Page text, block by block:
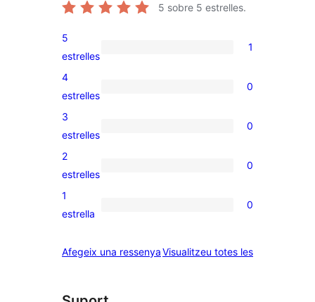
5 sobre 5 estrelles.
1
valoració
de
5
estrelles
1
0
valoracions
de
4
estrelles
0
0
valoracions
de
3
estrelles
0
0
valoracions
de
estrelles
2
estrelles
0
0
de
1
estrella
0
Afegeix una ressenyaVisualitzeu totes lesressenyes